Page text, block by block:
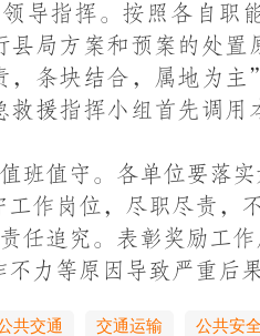
导指挥。按照各自职
县局方案和预案的处置
，条块结合，属地为
救援指挥小组首先调
班值守。各单位要落
工作岗位，尽职尽责，
责任追究。表彰奖励工
不力等原因导致严重后
共交通 交通运输 公共安